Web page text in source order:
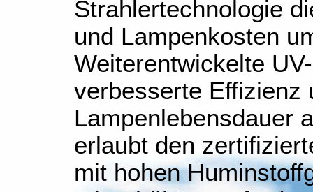
Strahlertechnologie
und Lampenkosten
Weiterentwickelte
verbesserte Effizienz
Lampenlebensdauer
erlaubt den
mit hohen